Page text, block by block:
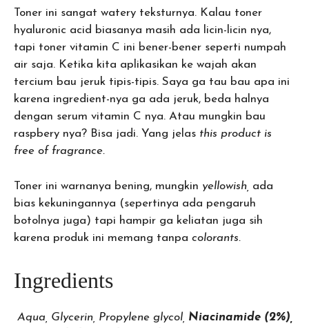
Toner ini sangat watery teksturnya. Kalau toner
hyaluronic acid biasanya masih ada licin-licin nya,
tapi toner vitamin C ini bener-bener seperti numpah
air saja. Ketika kita aplikasikan ke wajah akan
tercium bau jeruk tipis-tipis. Saya ga tau bau apa ini
karena ingredient-nya ga ada jeruk, beda halnya
dengan serum vitamin C nya. Atau mungkin bau
raspbery nya? Bisa jadi. Yang jelas this product is
free of fragrance.
Toner ini warnanya bening, mungkin yellowish, ada
bias kekuningannya (sepertinya ada pengaruh
botolnya juga) tapi hampir ga keliatan juga sih
karena produk ini memang tanpa colorants.
Ingredients
Aqua, Glycerin, Propylene glycol, Niacinamide (2%),